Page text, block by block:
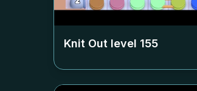
Knit Out level 155